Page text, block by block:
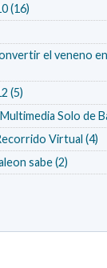
(16)
el veneno
(5)
Solo de
Virtual (4)
sabe (2)